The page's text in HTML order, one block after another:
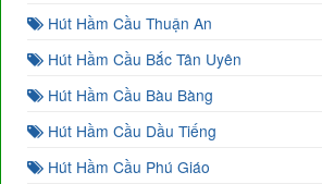
Hút Hầm Cầu Thuận An
Hút Hầm Cầu Bắc Tân Uyên
Hút Hầm Cầu Bàu Bàng
Hút Hầm Cầu Dầu Tiếng
Hút Hầm Cầu Phú Giáo